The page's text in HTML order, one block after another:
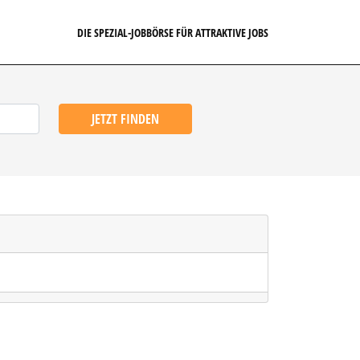
DIE SPEZIAL-JOBBÖRSE FÜR ATTRAKTIVE JOBS
JETZT FINDEN